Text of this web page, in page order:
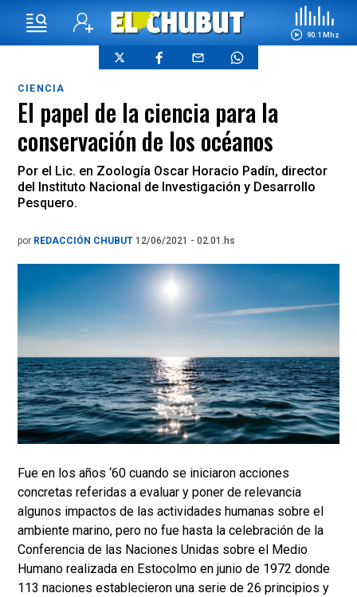
90.1 Mhz
CIENCIA
El papel de la ciencia para la
conservación de los océanos
Por el Lic. en Zoología Oscar Horacio Padín, director
del Instituto Nacional de Investigación y Desarrollo
Pesquero.
por REDACCIÓN CHUBUT 12/06/2021 - 02.01.hs
Fue en los años ‘60 cuando se iniciaron acciones
concretas referidas a evaluar y poner de relevancia
algunos impactos de las actividades humanas sobre el
ambiente marino, pero no fue hasta la celebración de la
Conferencia de las Naciones Unidas sobre el Medio
Humano realizada en Estocolmo en junio de 1972 donde
113 naciones establecieron una serie de 26 principios y